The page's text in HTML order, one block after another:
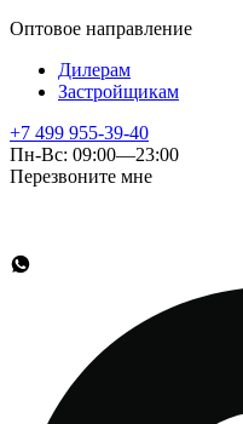
Оптовое направление
Дилерам
Застройщикам
+7 499 955-39-40
Пн-Вс: 09:00—23:00
Перезвоните мне